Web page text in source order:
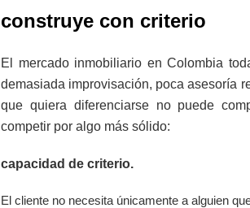
construye con criterio
El mercado inmobiliario en Colombia
demasiada improvisación, poca asesoría
que quiera diferenciarse no puede
competir por algo más sólido:
capacidad de criterio.
El cliente no necesita únicamente a alguien